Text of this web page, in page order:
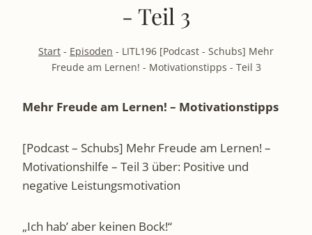
- Teil 3
Start - Episoden - LITL196 [Podcast - Schubs] Mehr
Freude am Lernen! - Motivationstipps - Teil 3
Mehr Freude am Lernen! – Motivationstipps
[Podcast – Schubs] Mehr Freude am Lernen! –
Motivationshilfe – Teil 3 über: Positive und
negative Leistungsmotivation
„Ich hab’ aber keinen Bock!“